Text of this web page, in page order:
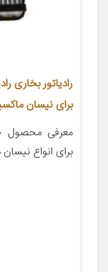
برای نیسان
معرفی محصول
برای انواع